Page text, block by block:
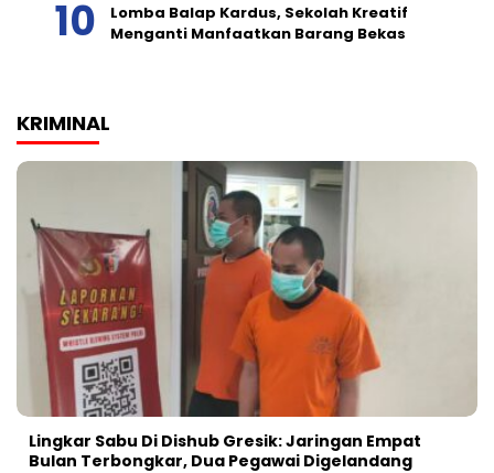
Lomba Balap Kardus, Sekolah Kreatif
Menganti Manfaatkan Barang Bekas
KRIMINAL
Lingkar Sabu Di Dishub Gresik: Jaringan Empat
Bulan Terbongkar, Dua Pegawai Digelandang